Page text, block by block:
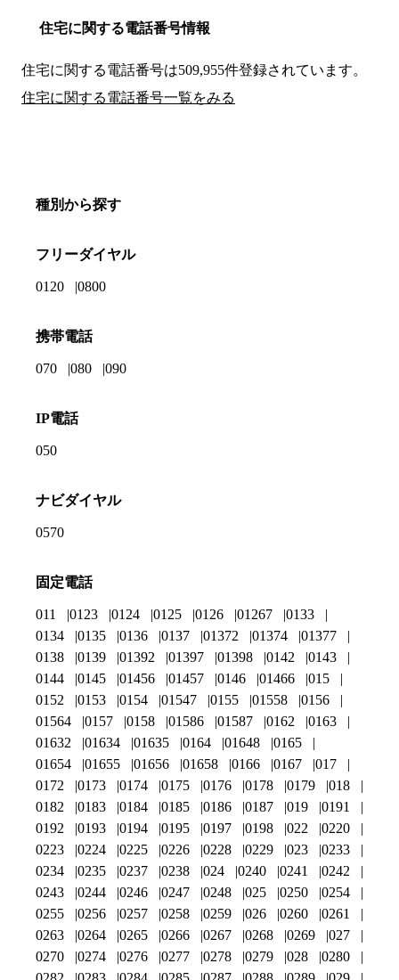
住宅に関する電話番号情報
住宅に関する電話番号は509,955件登録されています。
住宅に関する電話番号一覧をみる
種別から探す
フリーダイヤル
0120 0800
携帯電話
070 080 090
IP電話
050
ナビダイヤル
0570
固定電話
011 0123 0124 0125 0126 01267
0133
0134
0135 0136 0137 01372 01374
01377
0138
0139 01392 01397 01398 0142
0143
0144
0145 01456 01457 0146 01466
015
0152
0153 0154 01547 0155 01558
0156
01564
0157 0158 01586 01587 0162
0163
01632
01634 01635 0164 01648
0165
01654
01655 01656 01658 0166 0167
017
0172
0173 0174 0175 0176 0178 0179
018
0182
0183 0184 0185 0186 0187 019
0191
0192
0193 0194 0195 0197 0198 022
0220
0223
0224 0225 0226 0228 0229 023
0233
0234
0235 0237 0238 024 0240 0241
0242
0243
0244 0246 0247 0248 025 0250
0254
0255
0256 0257 0258 0259 026 0260
0261
0263
0264 0265 0266 0267 0268 0269
027
0270
0274 0276 0277 0278 0279 028
0280